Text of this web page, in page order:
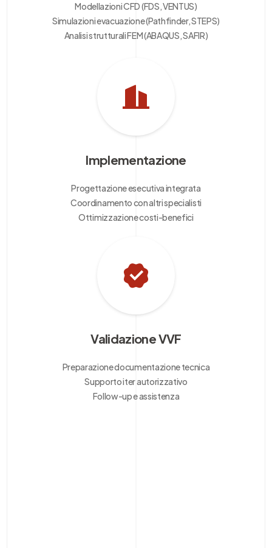
Modellazioni CFD (FDS, VENTUS)
Simulazioni evacuazione (Pathfinder, STEPS)
Analisi strutturali FEM (ABAQUS, SAFIR)
Implementazione
Progettazione esecutiva integrata
Coordinamento con altri specialisti
Ottimizzazione costi-benefici
Validazione VVF
Preparazione documentazione tecnica
Supporto iter autorizzativo
Follow-up e assistenza